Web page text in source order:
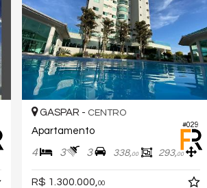
#029
GASPAR - CENTRO
Apartamento
4 3 3 338,00 293,00
R$ 1.300.000, 00